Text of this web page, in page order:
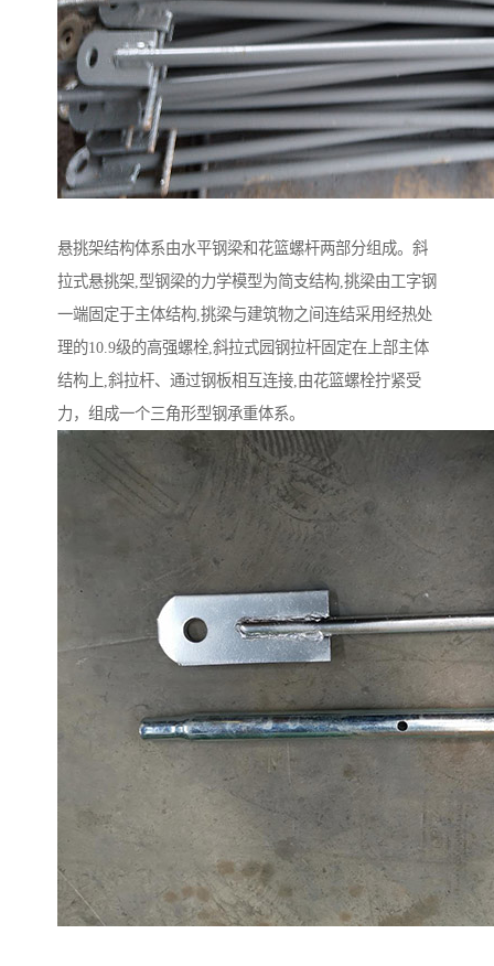
悬挑架结构体系由水平钢梁和花篮螺杆两部分组成。斜
拉式悬挑架,型钢梁的力学模型为简支结构,挑梁由工字钢
一端固定于主体结构,挑梁与建筑物之间连结采用经热处
理的10.9级的高强螺栓,斜拉式园钢拉杆固定在上部主体
结构上,斜拉杆、通过钢板相互连接,由花篮螺栓拧紧受
力，组成一个三角形型钢承重体系。